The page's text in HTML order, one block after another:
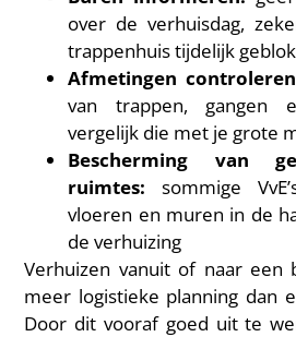
over de verhuisdag,
trappenhuis tijdelijk
Afmetingen
van trappen, gangen
vergelijk die met je grote
Bescherming van
ruimtes: sommige
vloeren en muren in de
de verhuizing
Verhuizen vanuit of naar een
meer logistieke planning dan
Door dit vooraf goed uit te